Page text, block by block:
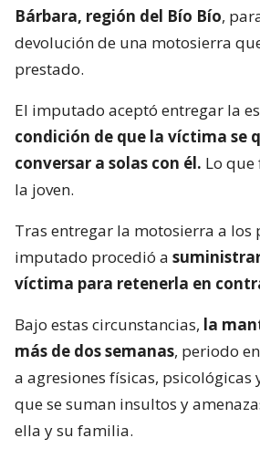
Bárbara, región del Bío Bío,
devolución de una motosierra
prestado.
El imputado aceptó entregar la
condición de que la víctima se
conversar a solas con él. Lo
la joven.
Tras entregar la motosierra a los
imputado procedió a
víctima para retenerla en
Bajo estas circunstancias, la
más de dos semanas, periodo
a agresiones físicas, psicológicas
que se suman insultos y
ella y su familia.